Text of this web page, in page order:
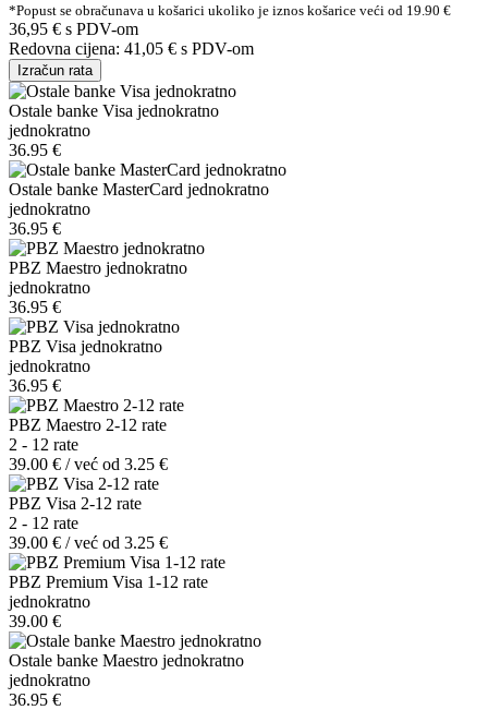
*Popust se obračunava u košarici ukoliko je iznos košarice veći od 19.90 €
36,95 € s PDV-om
Redovna cijena: 41,05 € s PDV-om
Izračun rata
Ostale banke Visa jednokratno
jednokratno
36.95 €
Ostale banke MasterCard jednokratno
jednokratno
36.95 €
PBZ Maestro jednokratno
jednokratno
36.95 €
PBZ Visa jednokratno
jednokratno
36.95 €
PBZ Maestro 2-12 rate
2 - 12 rate
39.00 € / već od 3.25 €
PBZ Visa 2-12 rate
2 - 12 rate
39.00 € / već od 3.25 €
PBZ Premium Visa 1-12 rate
jednokratno
39.00 €
Ostale banke Maestro jednokratno
jednokratno
36.95 €